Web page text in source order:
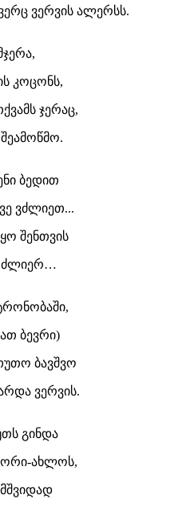
ვერვის ალერსს.
კოცონს,
ჯერაც,
ბედით
ვძლიეთ...
შენთვის
ძლიერ…
ბევრი)
ბავშვო
ვერვის.
გინდა
ახლოს,